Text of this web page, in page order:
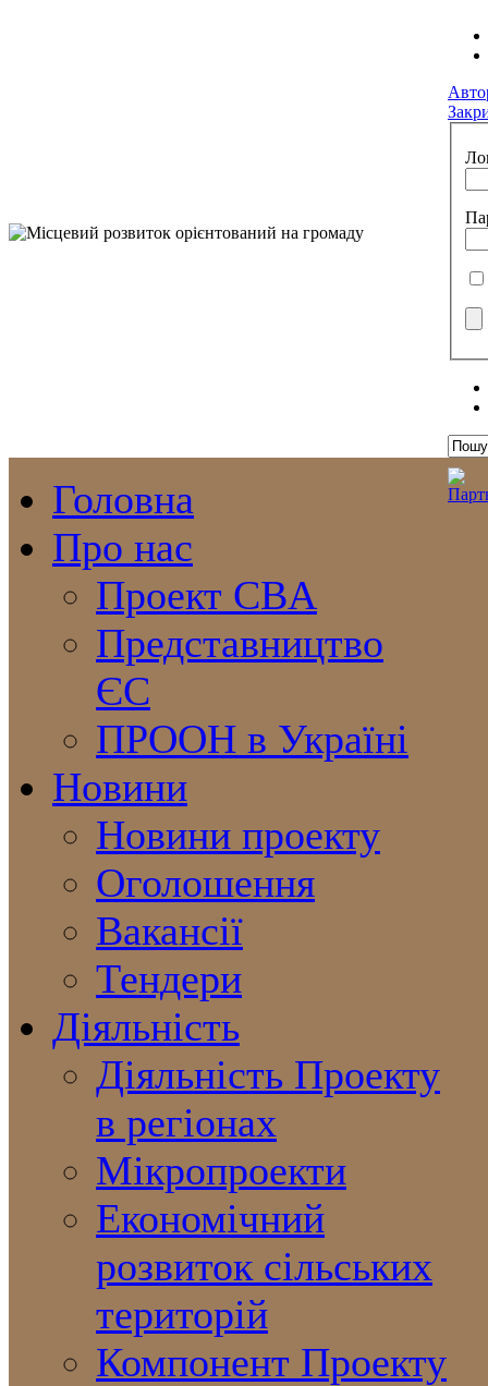
Головна
Про нас
Проект CBA
Представництво
ЄС
ПРООН в Україні
Новини
Новини проекту
Оголошення
Вакансії
Тендери
Діяльність
Діяльність Проекту
в регіонах
Мікропроекти
Економічний
розвиток сільських
територій
Компонент Проекту